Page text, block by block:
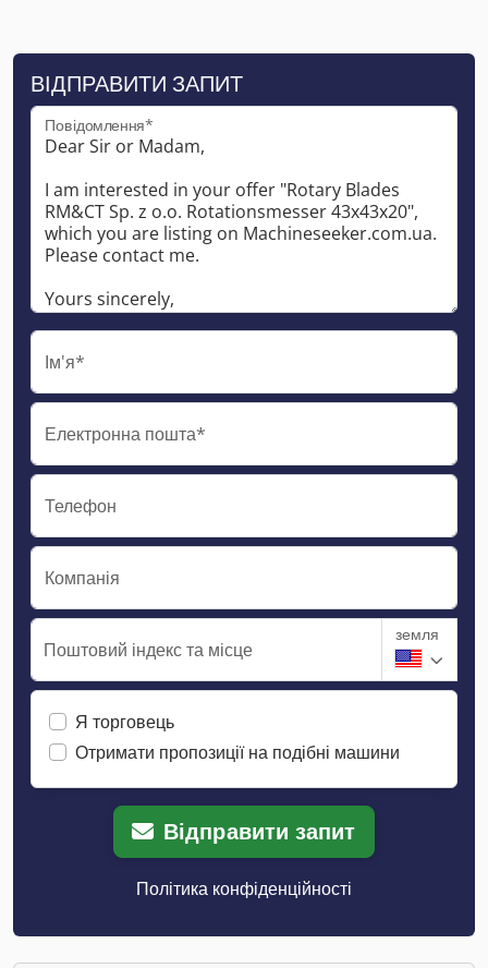
ВІДПРАВИТИ ЗАПИТ
Повідомлення*
Ім'я*
Електронна пошта*
Телефон
Компанія
Поштовий індекс та місце
земля
Я торговець
Отримати пропозиції на подібні машини
Відправити запит
Політика конфіденційності